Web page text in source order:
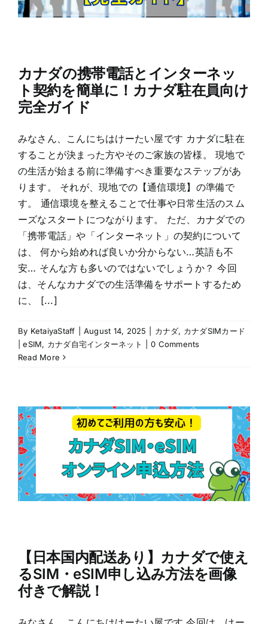
カナダの携帯電話とインターネッ
ト契約を簡単に！カナダ駐在員向け
完全ガイド
みなさん、こんにちはけーたい屋です カナダに駐在
することが決まった方やそのご家族の皆様。 現地で
の生活が始まる前に準備すべき重要なステップがあ
ります。 それが、現地での【通信環境】の準備で
す。 通信環境を整えることで仕事や日常生活のスム
ーズなスタートにつながります。 ただ、カナダでの
「携帯電話」や「インターネット」の契約について
は、 何から始めれば良いか分からない…英語も不
安… そんな方も多いのではないでしょうか？ 今回
は、そんなカナダでの生活準備をサポートするため
に、 [...]
By KetaiyaStaff August 14, 2025 カナダ, カナダSIMカード
| eSIM, カナダ自宅インターネット
0 Comments
Read More
【日本国内配送あり】カナダで使え
るSIM・eSIM申し込み方法を画像
付きで解説！